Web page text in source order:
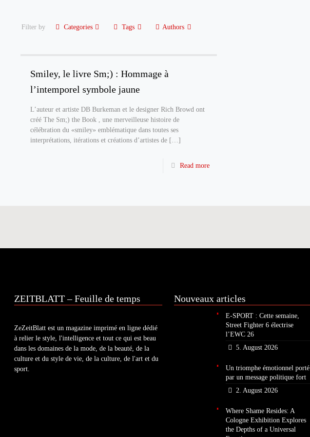
Filter by Categories Tags Authors
Smiley, le livre Sm;) : Hommage à
l’intemporel symbole jaune
L’auteur et artiste DB Burkeman et le designer Rich Browd ont
créé The Sm;) the Book , une merveilleuse histoire de
célébration du «smiley» emblématique dans toutes ses
interprétations, itérations et créations d’artistes de[…]
Read more
ZEITBLATT – Feuille de temps
ZeZeitBlatt est un magazine imprimé en ligne dédié
à relier le style, l'intelligence et tout ce qui est beau
dans les domaines de la mode, de la beauté, de la
culture et du style de vie, de la culture, de l'art et du
sport.
Nouveaux articles
E-SPORT : Cette semaine,
Street Fighter 6 électrise
l’EWC 26
5. August 2026
Un triomphe émotionnel porté
par un message politique fort
2. August 2026
Where Shame Resides: A
Cologne Exhibition Explores
the Depths of a Universal